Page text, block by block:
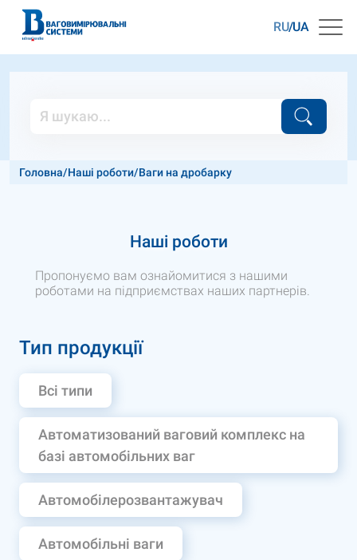
RU UA
Головна/Наші роботи/Ваги на дробарку
Наші роботи
Пропонуємо вам ознайомитися з нашими
роботами на підприємствах наших партнерів.
Тип продукції
Всі типи
Автоматизований ваговий комплекс на
базі автомобільних ваг
Автомобілерозвантажувач
Автомобільні ваги